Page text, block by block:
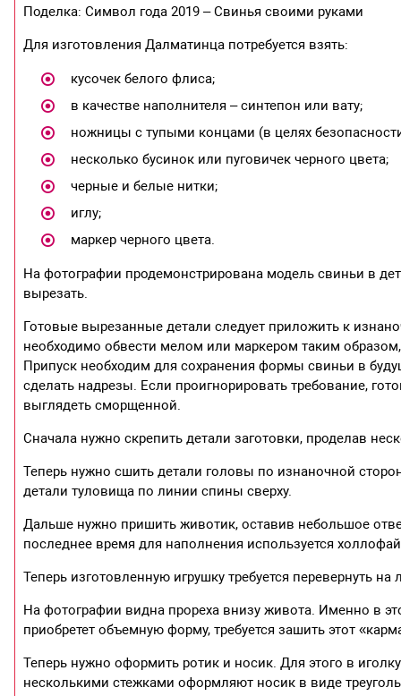
Поделка: Символ года 2019 – Свинья своими руками
Для изготовления Далматинца потребуется взять:
кусочек белого флиса;
в качестве наполнителя – синтепон или вату;
ножницы с тупыми концами (в целях
несколько бусинок или пуговичек черного цвета;
черные и белые нитки;
иглу;
маркер черного цвета.
На фотографии продемонстрирована модель свиньи в
вырезать.
Готовые вырезанные детали следует приложить к
необходимо обвести мелом или маркером таким
Припуск необходим для сохранения формы свиньи в
сделать надрезы. Если проигнорировать требование,
выглядеть сморщенной.
Сначала нужно скрепить детали заготовки, проделав
Теперь нужно сшить детали головы по изнаночной
детали туловища по линии спины сверху.
Дальше нужно пришить животик, оставив небольшое
последнее время для наполнения используется
Теперь изготовленную игрушку требуется перевернуть
На фотографии видна прореха внизу живота. Именно в
приобретет объемную форму, требуется зашить этот
Теперь нужно оформить ротик и носик. Для этого в
несколькими стежками оформляют носик в виде